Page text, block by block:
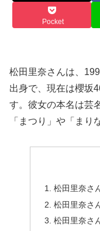
Pocket
松田里奈さんは、
出身で、現在は櫻坂
す。彼女の本名は芸
「まつり」や「まり
松田里奈さ
松田里奈さ
松田里奈さ